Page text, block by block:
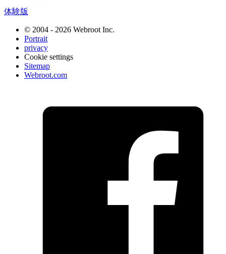
体験版
© 2004 - 2026 Webroot Inc.
Portrait
privacy
Cookie settings
Sitemap
Webroot.com